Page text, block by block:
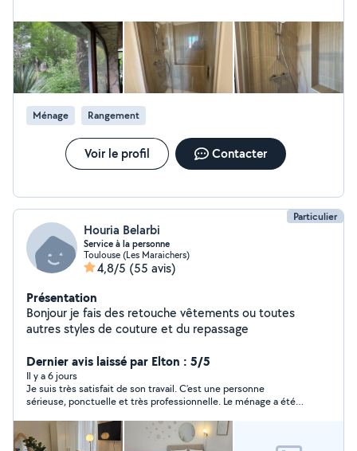
déménageur débarrasser . petits travaux et service à
domicile. Pourquoi nous choisir: - travail, minutieux et
professionnelles - respecte des détails - tarif
transparent et compétitif -il coûte réactif et satisfaisant
client
Ménage Rangement
Voir le profil Contacter
Particulier
Houria Belarbi
Service à la personne
Toulouse (Les Maraichers)
4,8/5 (55 avis)
Présentation
Bonjour je fais des retouche vêtements ou toutes
autres styles de couture et du repassage
Dernier avis laissé par Elton : 5/5
Il y a 6 jours
Je suis très satisfait de son travail. C’est une personne
sérieuse, ponctuelle et très professionnelle. Le ménage a été
sans hésitation. Merci encore !